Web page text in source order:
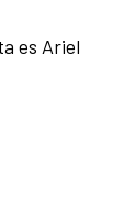
es Ariel